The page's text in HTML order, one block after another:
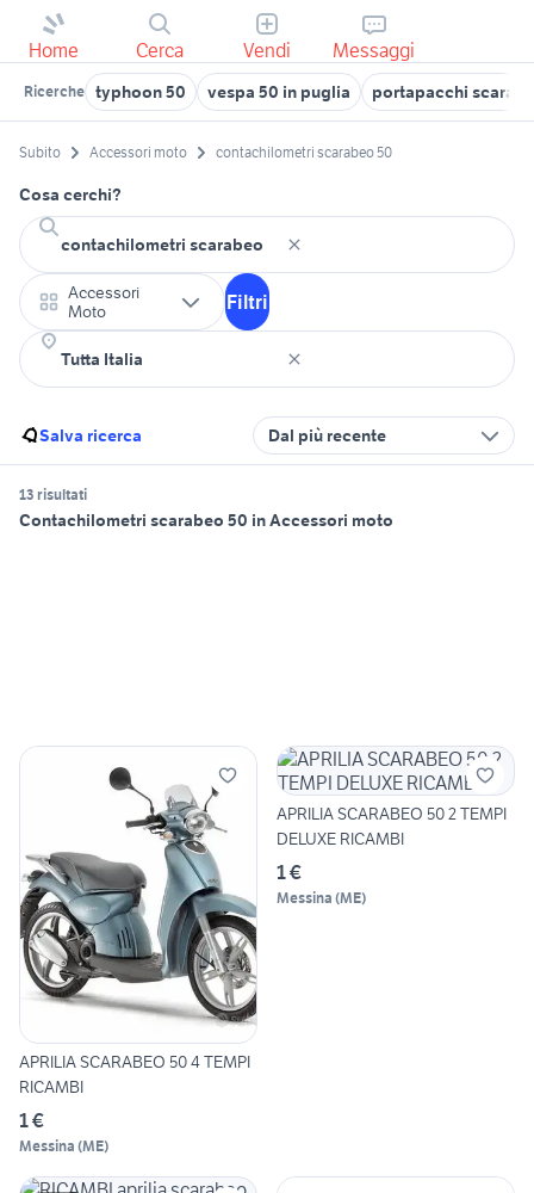
Home Cerca Vendi Messaggi
Ricerche typhoon 50 vespa 50 in puglia portapacchi
Subito Accessori moto contachilometri scarabeo 50
Cosa cerchi?
Accessori
Moto
Filtri
Salva ricerca Dal più recente
13 risultati
Contachilometri scarabeo 50 in Accessori moto
APRILIA SCARABEO 50 4 TEMPI
RICAMBI
1 €
Messina (ME)
APRILIA SCARABEO 50 2 TEMPI
DELUXE RICAMBI
1 €
Messina (ME)